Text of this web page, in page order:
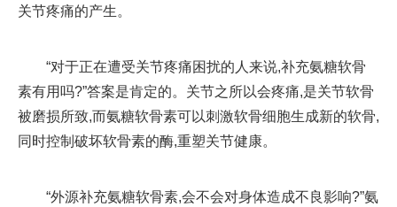
关节疼痛的产生。
“对于正在遭受关节疼痛困扰的人来说,补充氨糖软骨
素有用吗?”答案是肯定的。关节之所以会疼痛,是关节软骨
被磨损所致,而氨糖软骨素可以刺激软骨细胞生成新的软骨,
同时控制破坏软骨素的酶,重塑关节健康。
“外源补充氨糖软骨素,会不会对身体造成不良影响?”氨